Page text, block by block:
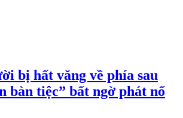
bị hất văng về phía sau
bàn tiệc” bất ngờ phát nổ